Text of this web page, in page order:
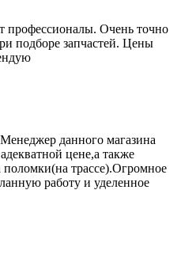
профессионалы. Очень точно
подборе запчастей. Цены
данного магазина
цене,а также
поломки(на трассе).Огромное
работу и уделенное